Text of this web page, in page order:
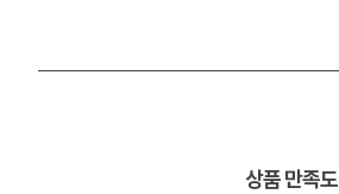
상품 만족도